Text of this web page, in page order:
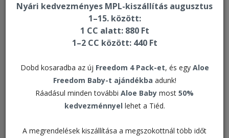
Nyári kedvezményes MPL-kiszállítás augusztus
1–15. között:
1 CC alatt: 880 Ft
1–2 CC között: 440 Ft
Dobd kosaradba az új Freedom 4 Pack-et, és egy Aloe
Freedom Baby-t ajándékba adunk!
Ráadásul minden további Aloe Baby most 50%
kedvezménnyel lehet a Tiéd.
A megrendelések kiszállítása a megszokottnál több időt
Bőrápolás - Targeted Skincare
Hydrating Serum